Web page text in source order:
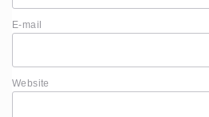
E-
Website